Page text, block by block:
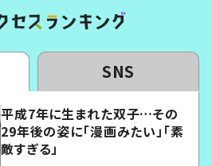
SNS
平成7年に生まれた双子…その
29年後の姿に「漫画みたい」「素
敵すぎる」